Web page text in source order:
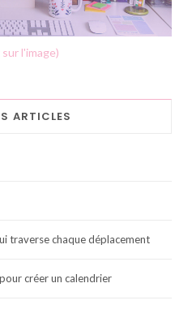
l'image)
ARTICLES
traverse chaque déplacement
créer un calendrier